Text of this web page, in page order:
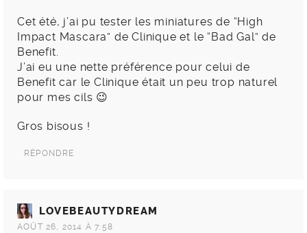
Cet été, j’ai pu tester les miniatures de “High
Impact Mascara” de Clinique et le “Bad Gal” de
Benefit.
J’ai eu une nette préférence pour celui de
Benefit car le Clinique était un peu trop naturel
pour mes cils 😉
Gros bisous !
RÉPONDRE
LOVEBEAUTYDREAM
AOÛT 26, 2014 À 7:58